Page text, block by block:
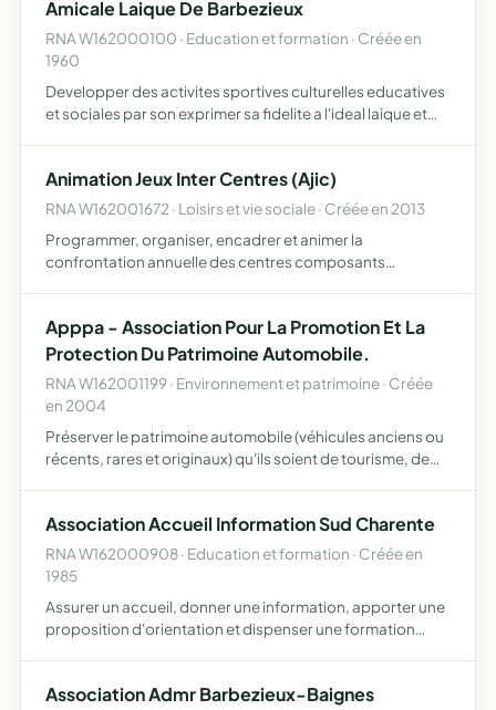
Amicale Laique De Barbezieux
RNA W162000100 · Education et formation · Créée en
1960
Developper des activites sportives culturelles educatives
et sociales par son exprimer sa fidelite a l'ideal laique et
Animation Jeux Inter Centres (Ajic)
RNA W162001672 · Loisirs et vie sociale · Créée en 2013
Programmer, organiser, encadrer et animer la
confrontation annuelle des centres composants
Apppa - Association Pour La Promotion Et La
Protection Du Patrimoine Automobile.
RNA W162001199 · Environnement et patrimoine · Créée
en 2004
Préserver le patrimoine automobile (véhicules anciens ou
récents, rares et originaux) qu'ils soient de tourisme, de
Association Accueil Information Sud Charente
RNA W162000908 · Education et formation · Créée en
1985
Assurer un accueil, donner une information, apporter une
proposition d'orientation et dispenser une formation
Association Admr Barbezieux-Baignes